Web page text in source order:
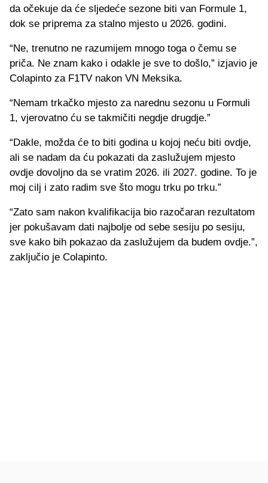
da očekuje da će sljedeće sezone biti van Formule 1,
dok se priprema za stalno mjesto u 2026. godini.
“Ne, trenutno ne razumijem mnogo toga o čemu se
priča. Ne znam kako i odakle je sve to došlo,” izjavio je
Colapinto za F1TV nakon VN Meksika.
“Nemam trkačko mjesto za narednu sezonu u Formuli
1, vjerovatno ću se takmičiti negdje drugdje.”
“Dakle, možda će to biti godina u kojoj neću biti ovdje,
ali se nadam da ću pokazati da zaslužujem mjesto
ovdje dovoljno da se vratim 2026. ili 2027. godine. To je
moj cilj i zato radim sve što mogu trku po trku.”
“Zato sam nakon kvalifikacija bio razočaran rezultatom
jer pokušavam dati najbolje od sebe sesiju po sesiju,
sve kako bih pokazao da zaslužujem da budem ovdje.”,
zaključio je Colapinto.